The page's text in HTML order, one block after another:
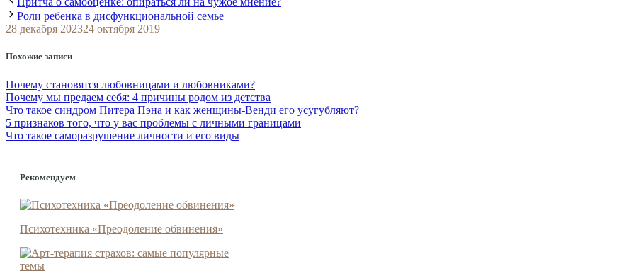
Роли ребенка в дисфункциональной семье
28 декабря 202324 октября 2019
Похожие записи
Почему становятся любовницами и любовниками?
Почему мы предаем себя: 4 причины родом из детства
Что такое синдром Питера Пэна и как женщины-Венди его усугубляют?
5 признаков того, что у вас проблемы с личными границами
Что такое саморазрушение личности и его виды
Рекомендуем
Психотехника «Преодоление обвинения»